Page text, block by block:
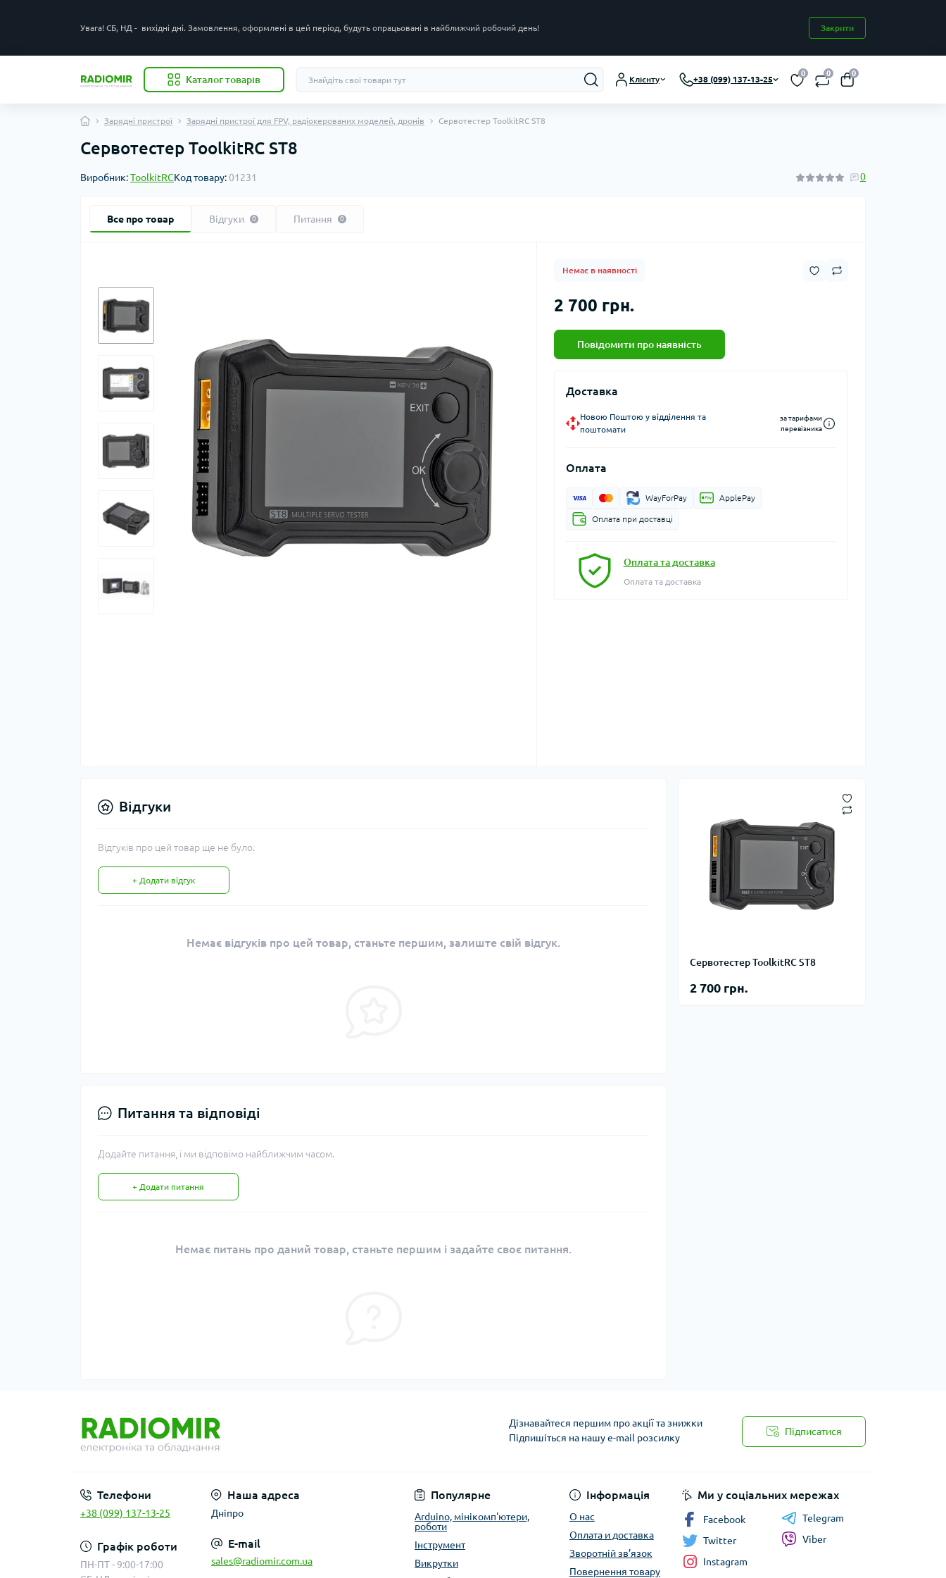
Увага! СБ, НД - вихідні дні. Замовлення, оформлені в цей період, будуть опрацьовані в найближчий робочий день! Закрити
Каталог товарів Клієнту +38 (099) 137-13-25
0 0 0
Зарядні пристрої Зарядні пристрої для FPV, радіокерованих моделей, дронів Сервотестер ToolkitRC ST8
Сервотестер ToolkitRC ST8
Виробник:ToolkitRCКод товару:01231 0
Все про товар Відгуки 0 Питання 0
Немає в наявності
2 700 грн.
Повідомити про наявність
Доставка
Новою Поштою у відділення та
поштомати
за тарифами
перевізника
Оплата
WayForPay ApplePay
Оплата при доставці
Оплата та доставка
Оплата та доставка
Сервотестер ToolkitRC ST8
2 700 грн.
Відгуки
Відгуків про цей товар ще не було.
+ Додати відгук
Немає відгуків про цей товар, станьте першим, залиште свій відгук.
Питання та відповіді
Додайте питання, і ми відповімо найближчим часом.
+ Додати питання
Немає питань про даний товар, станьте першим і задайте своє питання.
Дізнавайтеся першим про акції та знижки
Підпишіться на нашу e-mail розсилку
Підписатися
Телефони
+38 (099) 137-13-25
Графік роботи
ПН-ПТ - 9:00-17:00
Наша адреса
Дніпро
E-mail
sales@radiomir.com.ua
Популярне
Arduino, мінікомп'ютери,
роботи
Інструмент
Викрутки
Інформація
О нас
Оплата и доставка
Зворотній зв’язок
Повернення товару
Ми у соціальних мережах
Facebook
Twitter
Instagram
Telegram
Viber